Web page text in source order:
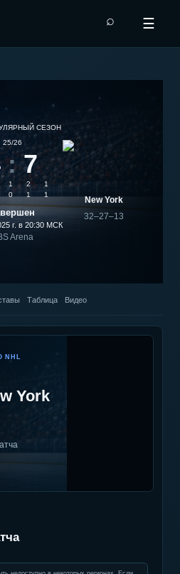
⌕ ☰
СЕЗОН
25/26
: 7
1 2
1
0 1 1
г. в 20:30МСК
Arena
New York
32–27–13
Таблица Видео
NHL
York